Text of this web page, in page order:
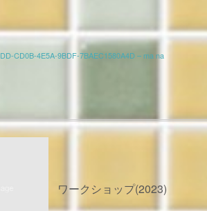
CD0B-4E5A-9BDF-7BAEC1580A4D – ma na
ワークショップ(2023)